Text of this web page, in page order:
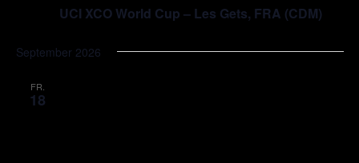
UCI XCO World Cup – Les Gets, FRA (CDM)
September 2026
FR.
18